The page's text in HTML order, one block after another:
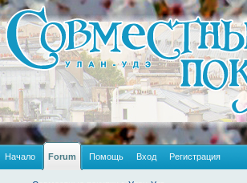
Начало Forum Помощь Вход Регистрация